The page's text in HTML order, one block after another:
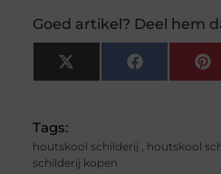
Goed artikel? Deel hem
X
(Twitter)
Facebook
Tags:
houtskool schilderij , houtskool
schilderij kopen